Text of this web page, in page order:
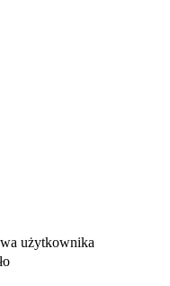
użytkownika